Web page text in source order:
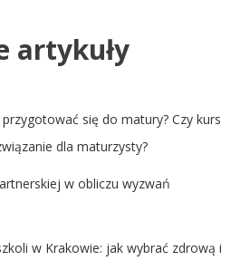
artykuły
się do matury? Czy kurs
dla maturzysty?
w obliczu wyzwań
w Krakowie: jak wybrać zdrową i